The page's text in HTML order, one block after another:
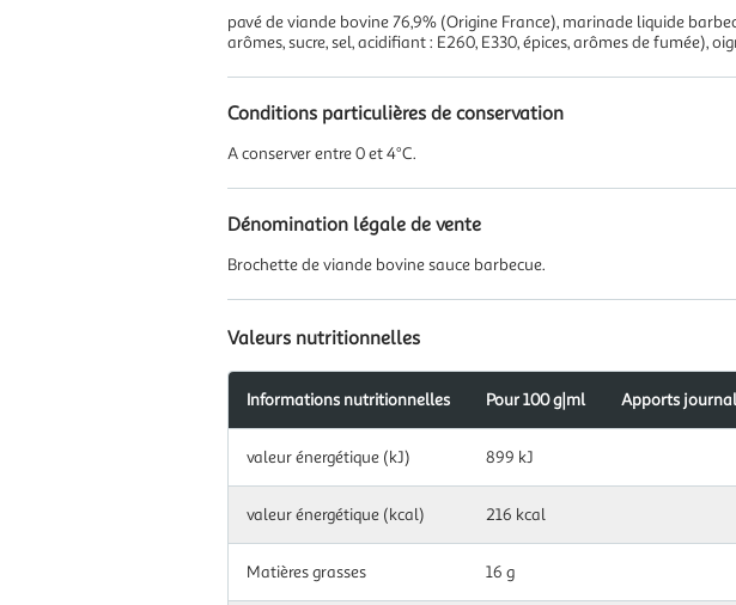
pavé de viande bovine 76,9% (Origine France), marinade liquide
arômes, sucre, sel, acidifiant : E260, E330, épices, arômes de fumée),
Conditions particulières de conservation
A conserver entre 0 et 4°C.
Dénomination légale de vente
Brochette de viande bovine sauce barbecue.
Valeurs nutritionnelles
nutritionnelles
pour
g|ml
Informations nutritionnelles Pour 100 g|ml Apports
valeur énergétique (kJ) 899 kJ
valeur énergétique (kcal) 216 kcal
Matières grasses 16 g